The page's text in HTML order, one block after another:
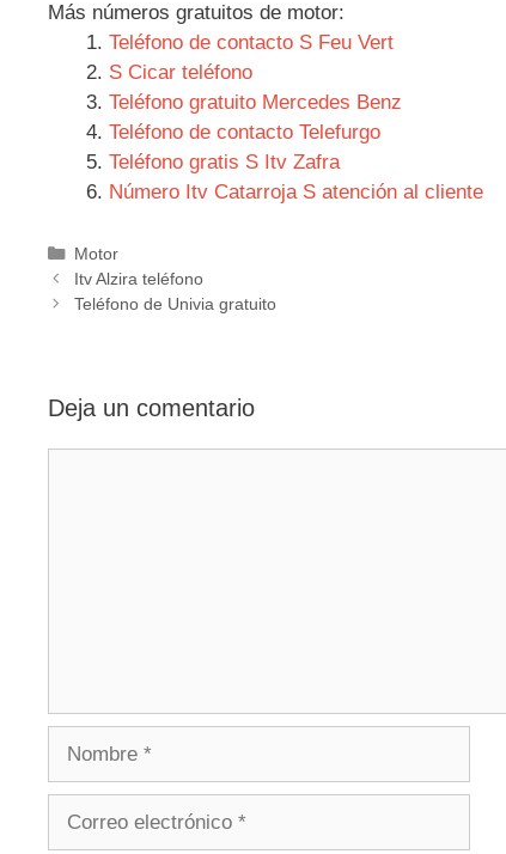
Más números gratuitos de motor:
Teléfono de contacto S Feu Vert
S Cicar teléfono
Teléfono gratuito Mercedes Benz
Teléfono de contacto Telefurgo
Teléfono gratis S Itv Zafra
Número Itv Catarroja S atención al cliente
Categorías
Motor
Navegación
de
Itv Alzira teléfono
Teléfono de Univia gratuito
Deja un comentario